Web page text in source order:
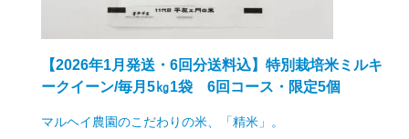
【2026年1月発送・6回分送料込】特別栽培米ミルキ
ークイーン/毎月5㎏1袋 6回コース・限定5個
マルヘイ農園のこだわりの米、「精米」。